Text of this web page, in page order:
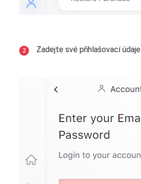
Zadejte své přihlašovací údaje